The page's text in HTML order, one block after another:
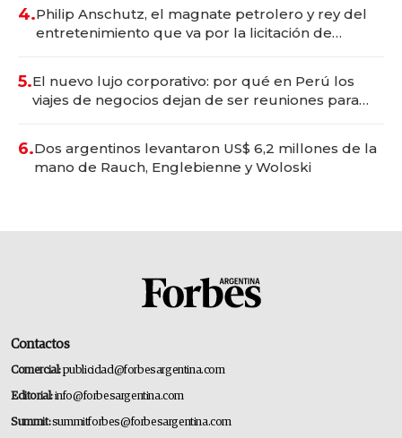
4.Philip Anschutz, el magnate petrolero y rey del
entretenimiento que va por la licitación de
5.El nuevo lujo corporativo: por qué en Perú los
viajes de negocios dejan de ser reuniones para
6.Dos argentinos levantaron US$ 6,2 millones de la
mano de Rauch, Englebienne y Woloski
Contactos
Comercial:publicidad@forbesargentina.com
Editorial:info@forbesargentina.com
Summit:summitforbes@forbesargentina.com